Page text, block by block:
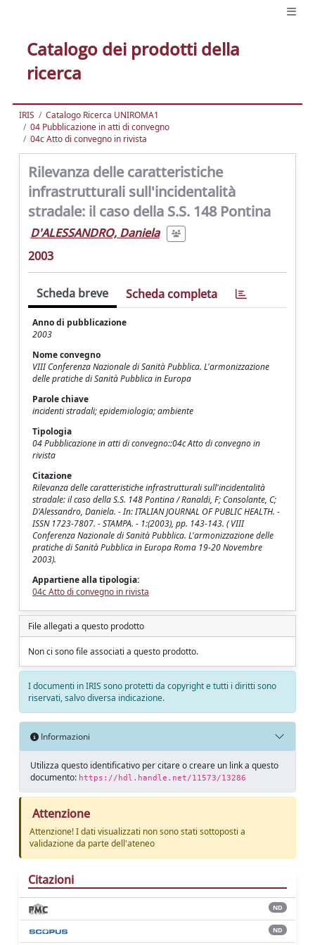
Catalogo dei prodotti della
ricerca
IRIS
Catalogo Ricerca UNIROMA1
04 Pubblicazione in atti di convegno
04c Atto di convegno in rivista
Rilevanza delle caratteristiche
infrastrutturali sull'incidentalità
stradale: il caso della S.S. 148 Pontina
D'ALESSANDRO, Daniela
2003
Scheda breve Scheda completa
Anno di pubblicazione
2003
Nome convegno
VIII Conferenza Nazionale di Sanità Pubblica. L'armonizzazione
delle pratiche di Sanità Pubblica in Europa
Parole chiave
incidenti stradali; epidemiologia; ambiente
Tipologia
04 Pubblicazione in atti di convegno::04c Atto di convegno in
rivista
Citazione
Rilevanza delle caratteristiche infrastrutturali sull'incidentalità
stradale: il caso della S.S. 148 Pontina / Ranaldi, F; Consolante, C;
D'Alessandro, Daniela. - In: ITALIAN JOURNAL OF PUBLIC HEALTH. -
ISSN 1723-7807. - STAMPA. - 1:(2003), pp. 143-143. ( VIII
Conferenza Nazionale di Sanità Pubblica. L'armonizzazione delle
pratiche di Sanità Pubblica in Europa Roma 19-20 Novembre
2003).
Appartiene alla tipologia:
04c Atto di convegno in rivista
File allegati a questo prodotto
Non ci sono file associati a questo prodotto.
I documenti in IRIS sono protetti da copyright e tutti i diritti sono
riservati, salvo diversa indicazione.
Informazioni
Utilizza questo identificativo per citare o creare un link a questo
documento: https://hdl.handle.net/11573/13286
Attenzione
Attenzione! I dati visualizzati non sono stati sottoposti a
validazione da parte dell'ateneo
Citazioni
ND
ND